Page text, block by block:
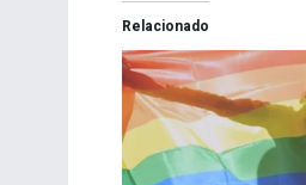
Relacionado